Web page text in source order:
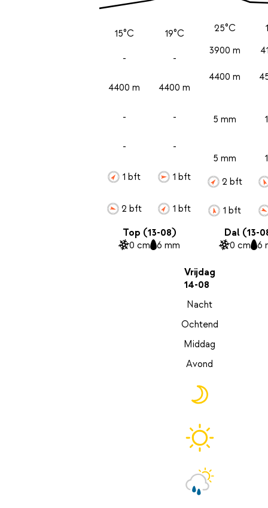
15°C
-
4400 m
-
-
1 bft
2 bft
19°C
-
4400 m
-
-
1 bft
1 bft
25°C
3900 m
4400 m
5 mm
5 mm
2 bft
1 bft
Top (13-08)
0 cm 6 mm
Dal (13-
0 cm 6
Vrijdag
14-08
Nacht
Ochtend
Middag
Avond